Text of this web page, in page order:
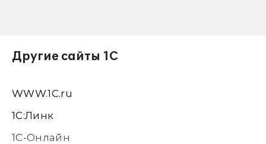
Другие сайты 1С
WWW.1С.ru
1С:Линк
1С-Онлайн